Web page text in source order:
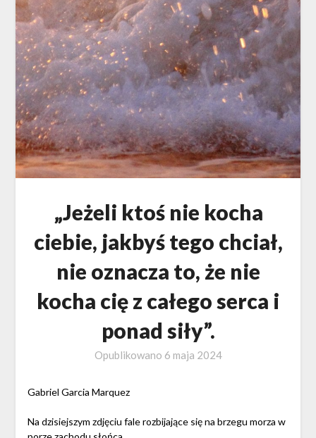
„Jeżeli ktoś nie kocha
ciebie, jakbyś tego chciał,
nie oznacza to, że nie
kocha cię z całego serca i
ponad siły”.
Opublikowano 6 maja 2024
Gabriel Garcia Marquez
Na dzisiejszym zdjęciu fale rozbijające się na brzegu morza w